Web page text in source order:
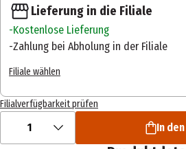
Lieferung in die Filiale
Kostenlose Lieferung
Zahlung bei Abholung in der Filiale
Filiale wählen
Filialverfügbarkeit prüfen
1 In